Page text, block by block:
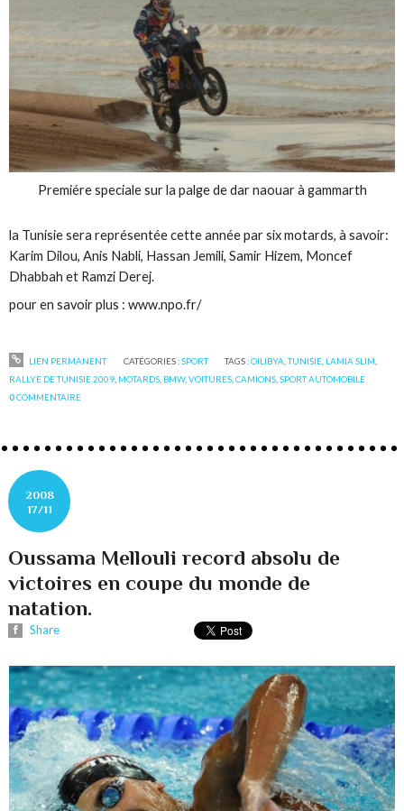
Premiére speciale sur la palge de dar naouar à gammarth
la Tunisie sera représentée cette année par six motards, à savoir:
Karim Dilou, Anis Nabli, Hassan Jemili, Samir Hizem, Moncef
Dhabbah et Ramzi Derej.
pour en savoir plus : www.npo.fr/
LIEN PERMANENT CATÉGORIES :SPORT TAGS :OILIBYA ,TUNISIE, LAMIA SLIM
RALLYE DE TUNISIE 2009 MOTARDS BMW,VOITURES ,CAMIONS ,SPORT AUTOMOBILE
0COMMENTAIRE
2008
17/11
Oussama Mellouli record absolu de
victoires en coupe du monde de
natation.
Share